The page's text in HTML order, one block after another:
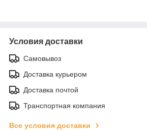
Условия доставки
Самовывоз
Доставка курьером
Доставка почтой
Транспортная компания
Все условия доставки